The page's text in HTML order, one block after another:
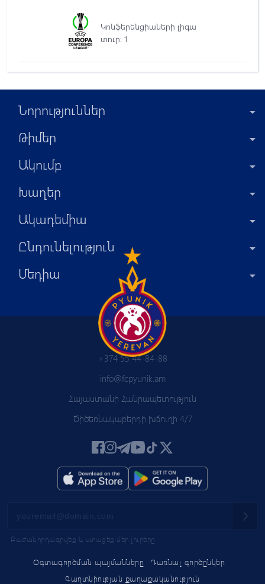
Կոնֆերենցիաների լիգա
տուր: 1
Նորություններ
Թիմեր
Ակումբ
Խաղեր
Ակադեմիա
Ընդունելություն
Մեդիա
Օգտագործման պայմանները
Դառնալ գործընկեր
Գաղտնիության քաղաքականություն
+374 55 44-84-88
info@fcpyunik.am
Հայաստանի Հանրապետություն
Ծիծեռնակաբերդի խճուղի 4/7
Բաժանորդագրվեք և ստացեք մեր լուրերը